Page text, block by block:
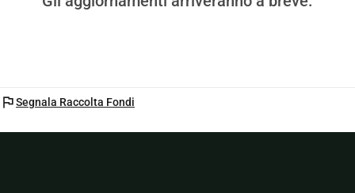
flagSegnala Raccolta Fondi